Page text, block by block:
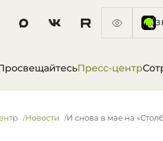
Пресс-центр
Новости И снова в мае на